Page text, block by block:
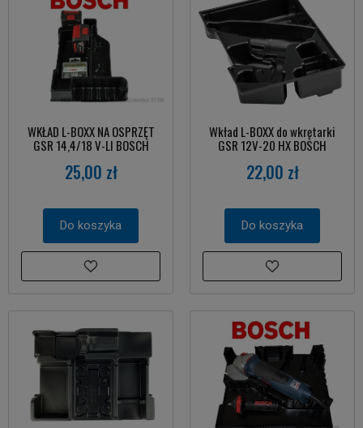
WKŁAD L-BOXX NA OSPRZĘT
GSR 14,4/18 V-LI BOSCH
25,00 zł
Do koszyka
Wkład L-BOXX do wkrętarki
GSR 12V-20 HX BOSCH
22,00 zł
Do koszyka